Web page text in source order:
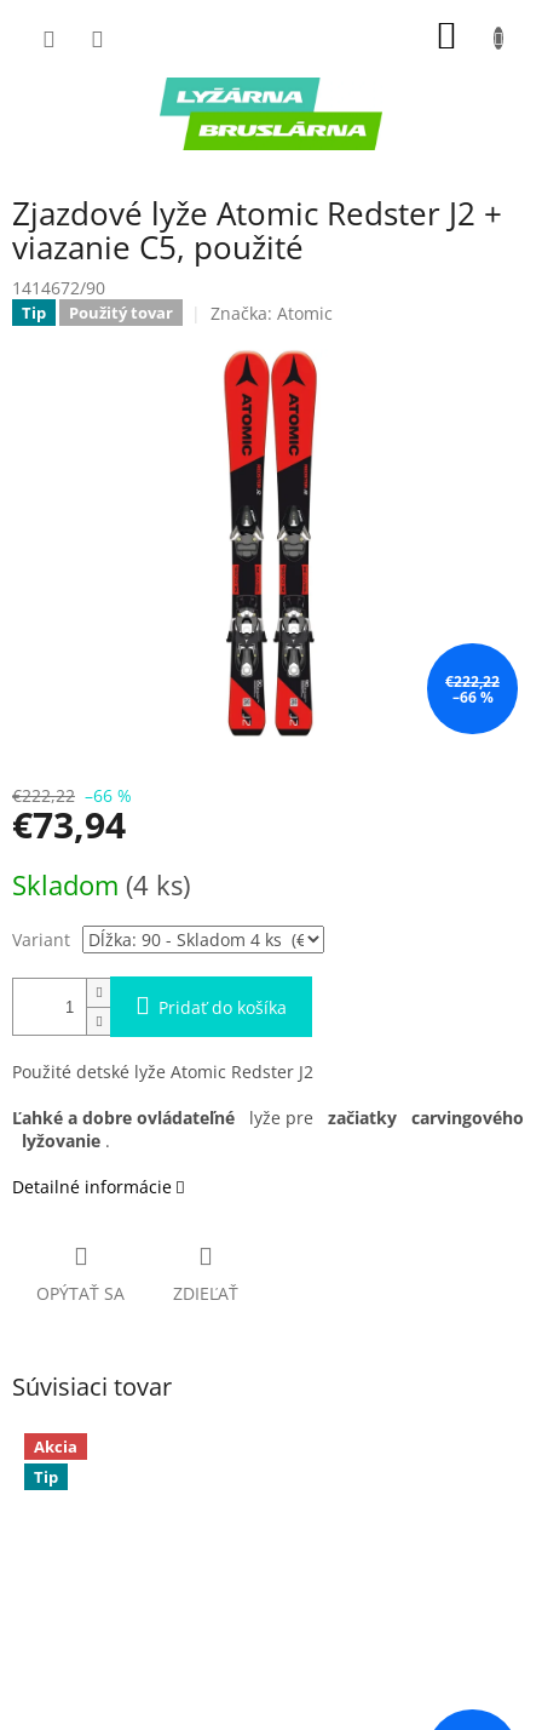
Zjazdové lyže Atomic Redster J2 +
viazanie C5, použité
1414672/90
Tip Použitý tovar Značka: Atomic
€222,22
–66 %
€222,22 –66 %
€73,94
cena:
Skladom (4 ks)
Variant
Pridať do košíka
Použité detské lyže Atomic Redster J2
Ľahké a dobre ovládateľné
lyže pre začiatky
carvingového
lyžovanie .
Detailné informácie
OPÝTAŤ SA ZDIEĽAŤ
Súvisiaci tovar
Akcia
Tip